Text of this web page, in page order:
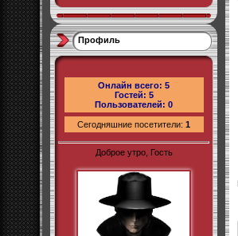
Профиль
Онлайн всего: 5
Гостей: 5
Пользователей: 0
Сегодняшние посетители: 1
Доброе утро, Гость